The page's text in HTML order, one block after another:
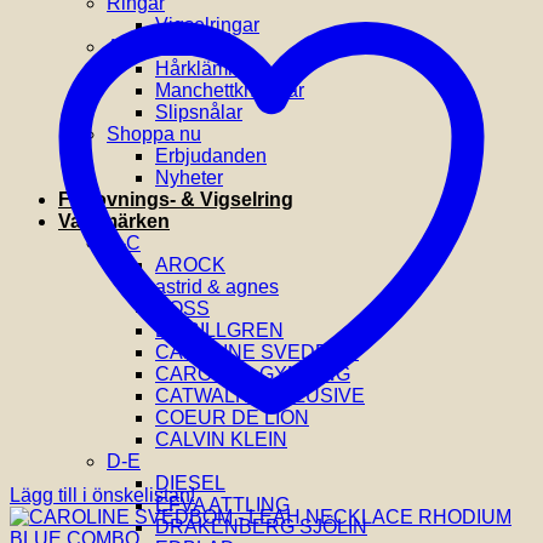
Vigselringar
Accessoarer
Hårklämmor
Manchettknappar
Slipsnålar
Shoppa nu
Erbjudanden
Nyheter
Förlovnings- & Vigselring
Varumärken
A-C
AROCK
astrid & agnes
BOSS
BY BILLGREN
CAROLINE SVEDBOM
CAROLINA GYNNING
CATWALK EXCLUSIVE
COEUR DE LION
CALVIN KLEIN
D-E
DIESEL
EFVA ATTLING
DRAKENBERG SJÖLIN
Lägg till i önskelistan!